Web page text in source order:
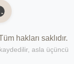
hakları saklıdır.
asla üçüncü